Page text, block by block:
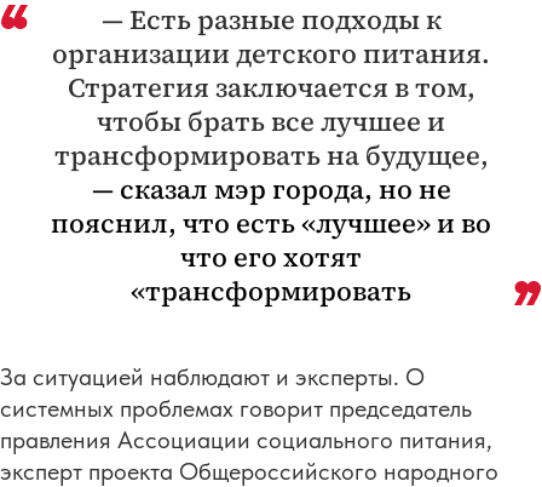
— Есть разные подходы к
организации детского питания.
Стратегия заключается в том,
чтобы брать все лучшее и
трансформировать на будущее,
— сказал мэр города, но не
пояснил, что есть «лучшее» и во
что его хотят
«трансформировать
За ситуацией наблюдают и эксперты. О
системных проблемах говорит председатель
правления Ассоциации социального питания,
эксперт проекта Общероссийского народного